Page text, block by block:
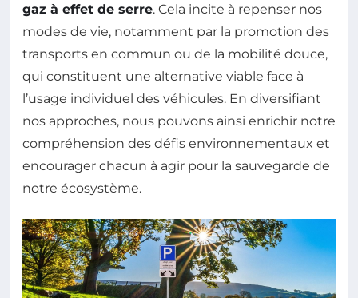
gaz à effet de serre. Cela incite à repenser nos
modes de vie, notamment par la promotion des
transports en commun ou de la mobilité douce,
qui constituent une alternative viable face à
l’usage individuel des véhicules. En diversifiant
nos approches, nous pouvons ainsi enrichir notre
compréhension des défis environnementaux et
encourager chacun à agir pour la sauvegarde de
notre écosystème.